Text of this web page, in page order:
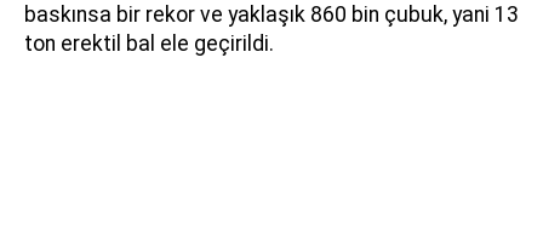
baskınsa bir rekor ve yaklaşık 860 bin çubuk, yani 13
ton erektil bal ele geçirildi.